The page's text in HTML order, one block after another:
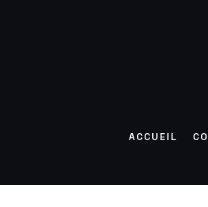
ACCUEIL